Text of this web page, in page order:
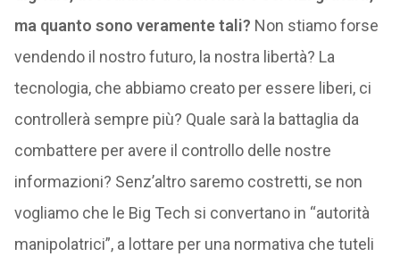
ma quanto sono veramente tali? Non stiamo forse
vendendo il nostro futuro, la nostra libertà? La
tecnologia, che abbiamo creato per essere liberi, ci
controllerà sempre più? Quale sarà la battaglia da
combattere per avere il controllo delle nostre
informazioni? Senz’altro saremo costretti, se non
vogliamo che le Big Tech si convertano in “autorità
manipolatrici”, a lottare per una normativa che tuteli